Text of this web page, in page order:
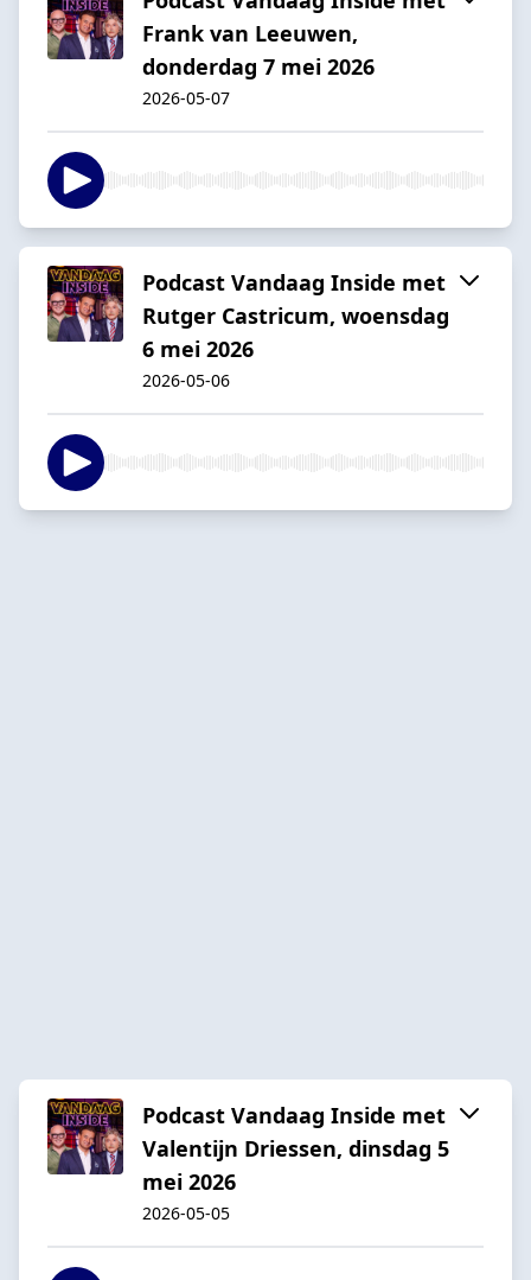
Frank van Leeuwen,
donderdag 7 mei 2026
2026-05-07
Podcast Vandaag Inside met
Rutger Castricum, woensdag
6 mei 2026
2026-05-06
Podcast Vandaag Inside met
Valentijn Driessen, dinsdag 5
mei 2026
2026-05-05